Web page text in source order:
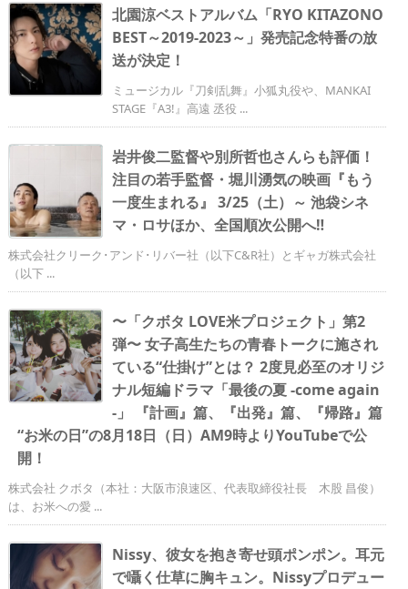
北園涼ベストアルバム「RYO KITAZONO
BEST～2019-2023～」発売記念特番の放
送が決定！
ミュージカル『刀剣乱舞』小狐丸役や、MANKAI
STAGE『A3!』高遠 丞役 ...
岩井俊二監督や別所哲也さんらも評価！
注目の若手監督・堀川湧気の映画『もう
一度生まれる』 3/25（土）～ 池袋シネ
マ・ロサほか、全国順次公開へ‼
株式会社クリーク･アンド･リバー社（以下C&R社）とギャガ株式会社
（以下 ...
〜「クボタ LOVE米プロジェクト」第2
弾〜 女子高生たちの青春トークに施され
ている“仕掛け”とは？ 2度見必至のオリジ
ナル短編ドラマ「最後の夏 -come again
-」 『計画』篇、『出発』篇、『帰路』篇
“お米の日”の8月18日（日）AM9時よりYouTubeで公
開！
株式会社 クボタ（本社：大阪市浪速区、代表取締役社長 木股 昌俊）
は、お米への愛 ...
Nissy、彼女を抱き寄せ頭ポンポン。耳元
で囁く仕草に胸キュン。Nissyプロデュー